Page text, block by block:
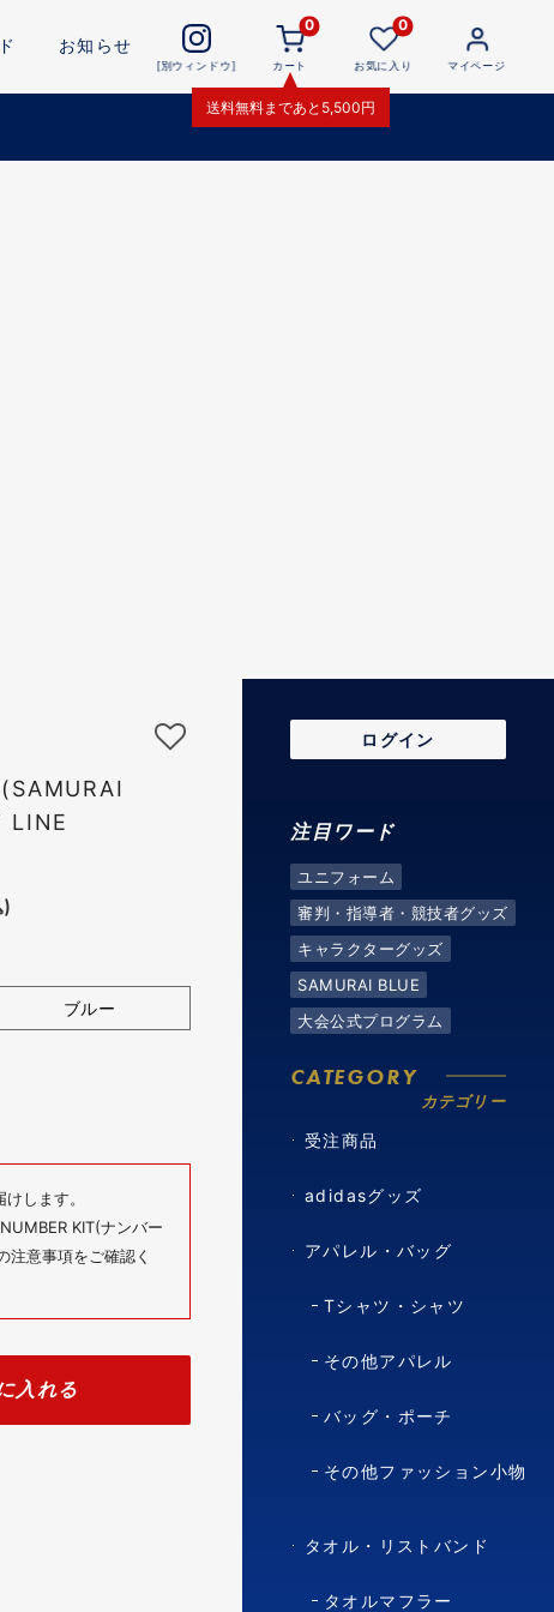
お知らせ
[別ウィンドウ]
0
カート
送料無料まであと 5,500円
0
お気に入り マイページ
LINE
ブルー
します。
KIT(ナンバー
注意事項をご確認く
入れる
ログイン
注目ワード
ユニフォーム
審判・指導者・競技者グッズ
キャラクターグッズ
SAMURAI BLUE
大会公式プログラム
CATEGORY
カテゴリー
受注商品
adidasグッズ
アパレル・バッグ
Tシャツ・シャツ
その他アパレル
バッグ・ポーチ
その他ファッション小物
タオル・リストバンド
タオルマフラー